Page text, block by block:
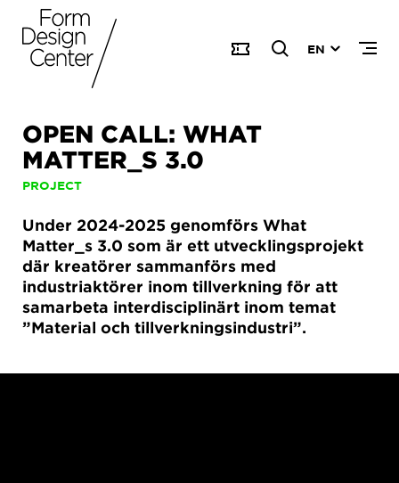
EN
OPEN CALL: WHAT
MATTER_S 3.0
PROJECT
Under 2024-2025 genomförs What
Matter_s 3.0 som är ett utvecklingsprojekt
där kreatörer sammanförs med
industriaktörer inom tillverkning för att
samarbeta interdisciplinärt inom temat
”Material och tillverkningsindustri”.